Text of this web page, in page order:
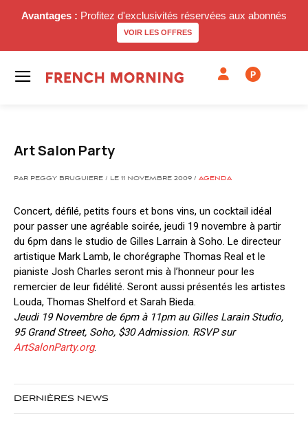
Avantages : Profitez d'exclusivités réservées aux abonnés
VOIR LES OFFRES
P
Art Salon Party
PAR PEGGY BRUGUIERE / LE 11 NOVEMBRE 2009 / AGENDA
Concert, défilé, petits fours et bons vins, un cocktail idéal
pour passer une agréable soirée, jeudi 19 novembre à partir
du 6pm dans le studio de Gilles Larrain à Soho. Le directeur
artistique Mark Lamb, le chorégraphe Thomas Real et le
pianiste Josh Charles seront mis à l’honneur pour les
remercier de leur fidélité. Seront aussi présentés les artistes
Louda, Thomas Shelford et Sarah Bieda.
Jeudi 19 Novembre de 6pm à 11pm au Gilles Larain Studio,
95 Grand Street, Soho, $30 Admission. RSVP sur
ArtSalonParty.org.
DERNIÈRES NEWS